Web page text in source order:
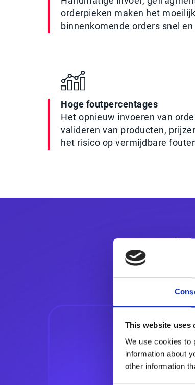
This website uses
We use cookies to
information about
other information
orderpieken maken het
binnenkomende orders snel
Hoge foutpercentages
Het opnieuw invoeren van
valideren van producten,
het risico op vermijdbare
De